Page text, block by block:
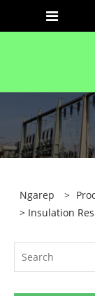
Ngarep >
> Insulation